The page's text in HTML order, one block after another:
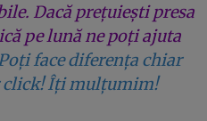
Dacă prețuiești presa
pe lună ne poți ajuta
face diferența chiar
click! Îți mulțumim!